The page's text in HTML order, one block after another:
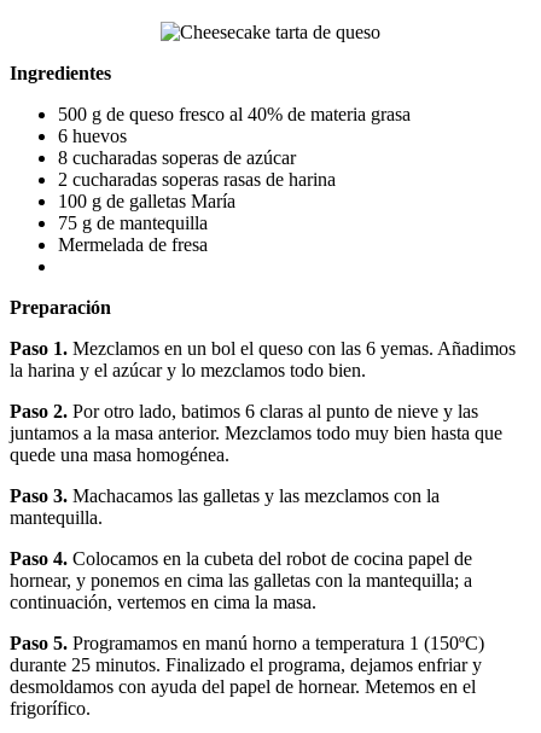
Ingredientes
500 g de queso fresco al 40% de materia grasa
6 huevos
8 cucharadas soperas de azúcar
2 cucharadas soperas rasas de harina
100 g de galletas María
75 g de mantequilla
Mermelada de fresa
Preparación
Paso 1. Mezclamos en un bol el queso con las 6 yemas. Añadimos
la harina y el azúcar y lo mezclamos todo bien.
Paso 2. Por otro lado, batimos 6 claras al punto de nieve y las
juntamos a la masa anterior. Mezclamos todo muy bien hasta que
quede una masa homogénea.
Paso 3. Machacamos las galletas y las mezclamos con la
mantequilla.
Paso 4. Colocamos en la cubeta del robot de cocina papel de
hornear, y ponemos en cima las galletas con la mantequilla; a
continuación, vertemos en cima la masa.
Paso 5. Programamos en manú horno a temperatura 1 (150ºC)
durante 25 minutos. Finalizado el programa, dejamos enfriar y
desmoldamos con ayuda del papel de hornear. Metemos en el
frigorífico.